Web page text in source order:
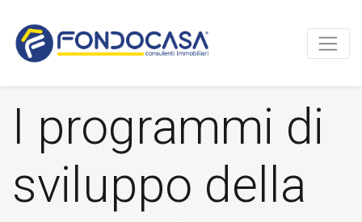
I programmi di
sviluppo della